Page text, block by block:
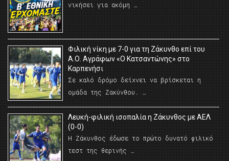
νικήσει για ακόμη …
Φιλική νίκη με 7-0 για τη Ζάκυνθο επί του
Α.Ο. Αγράφων «Ο Κατσαντώνης» στο
Καρπενήσι
Σε καλό δρόμο δείχνει να βρίσκεται η
ομάδα της Ζακύνθου. …
Λευκή-φιλική ισοπαλία η Ζάκυνθος με ΑΕΛ
(0-0)
Η Ζάκυνθος έδωσε το πρώτο δυνατό φιλικό
τεστ της θερινής …